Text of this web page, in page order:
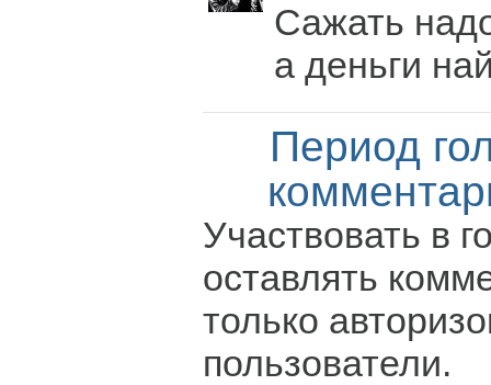
Сажать
а деньги
Период
Участвовать в
оставлять
только
пользователи.